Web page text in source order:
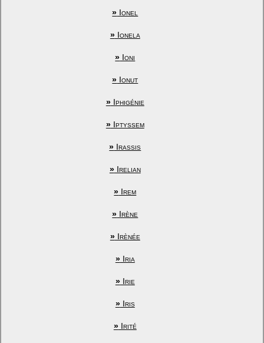
» Ionel
»Ionela
» Ioni
» Ionut
»Iphigénie
»Iptyssem
» Irassis
»Irelian
» Irem
» Irène
»Irènée
»Iria
»Irie
»Iris
»Irité